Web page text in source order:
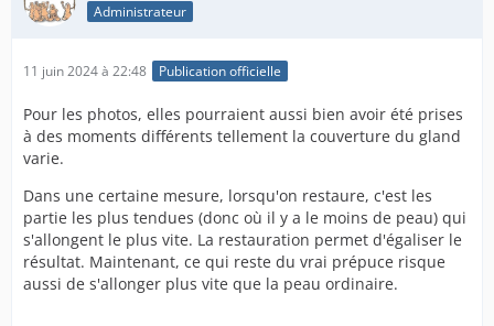
Administrateur
11 juin 2024 à 22:48 Publication officielle
Pour les photos, elles pourraient aussi bien avoir été prises
à des moments différents tellement la couverture du gland
varie.
Dans une certaine mesure, lorsqu'on restaure, c'est les
partie les plus tendues (donc où il y a le moins de peau) qui
s'allongent le plus vite. La restauration permet d'égaliser le
résultat. Maintenant, ce qui reste du vrai prépuce risque
aussi de s'allonger plus vite que la peau ordinaire.